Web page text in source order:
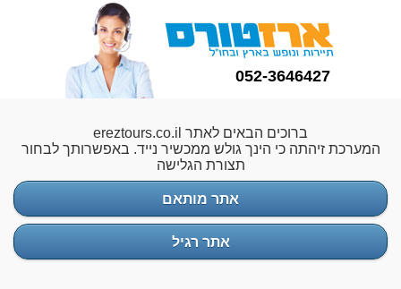
052-3646427
ברוכים הבאים לאתר ereztours.co.il
המערכת זיהתה כי הינך גולש ממכשיר נייד. באפשרותך לבחור
תצורת הגלישה
אתר מותאם
אתר רגיל